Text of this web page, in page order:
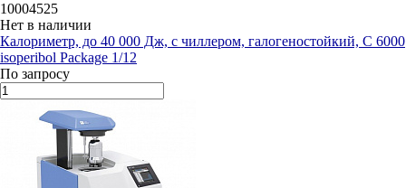
10004525
Нет в наличии
Калориметр, до 40 000 Дж, с чиллером, галогеностойкий, C 6000
isoperibol Package 1/12
По запросу